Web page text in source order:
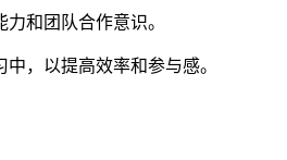
和团队合作意识。
，以提高效率和参与感。